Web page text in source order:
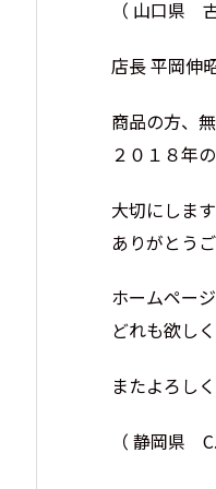
（ 山口県
店長 平岡伸
商品の方、
２０１８年
大切にします
ありがとう
ホームペー
どれも欲し
またよろし
（ 静岡県